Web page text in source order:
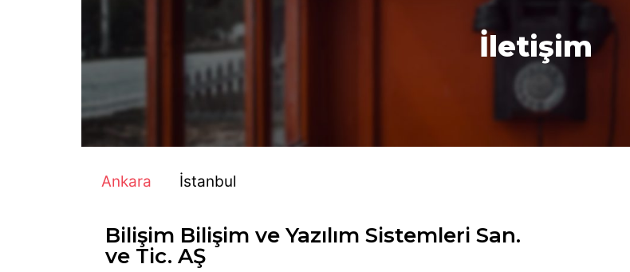
İletişim
Ankara İstanbul
Bilişim Bilişim ve Yazılım Sistemleri San.
ve Tic. AŞ